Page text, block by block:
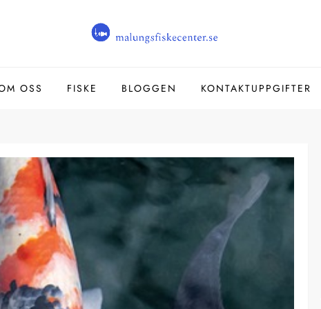
OSS FISKE BLOGGEN KONTAKTUPPGIFTER